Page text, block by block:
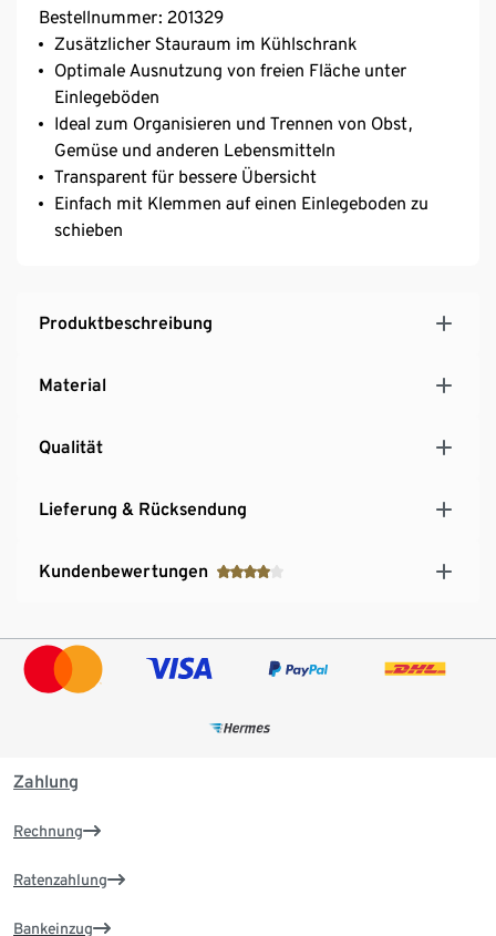
Bestellnummer: 201329
Zusätzlicher Stauraum im Kühlschrank
Optimale Ausnutzung von freien Fläche unter
Einlegeböden
Ideal zum Organisieren und Trennen von Obst,
Gemüse und anderen Lebensmitteln
Transparent für bessere Übersicht
Einfach mit Klemmen auf einen Einlegeboden zu
schieben
Produktbeschreibung
Material
Qualität
Lieferung & Rücksendung
Kundenbewertungen
Zahlung
Rechnung
Ratenzahlung
Bankeinzug